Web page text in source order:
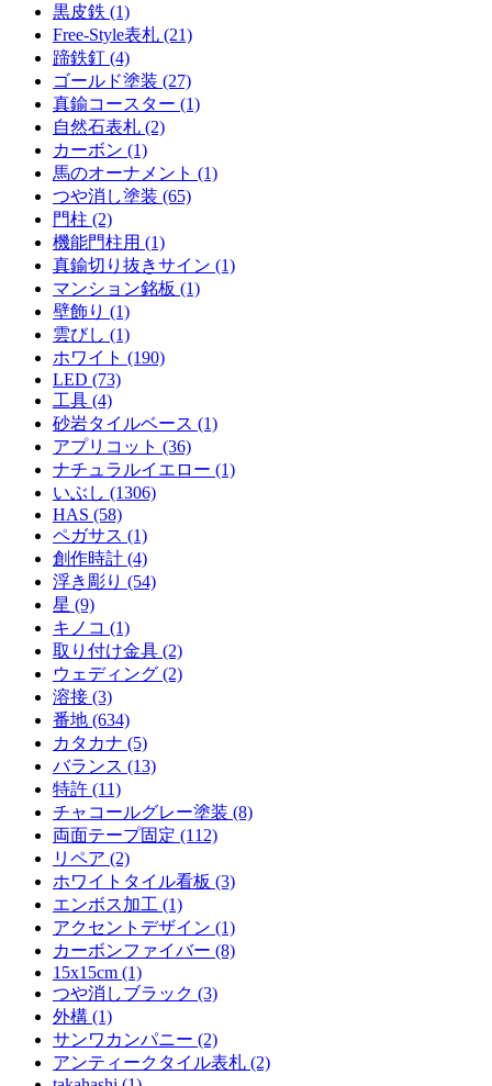
黒皮鉄 (1)
Free-Style表札 (21)
蹄鉄釘 (4)
ゴールド塗装 (27)
真鍮コースター (1)
自然石表札 (2)
カーボン (1)
馬のオーナメント (1)
つや消し塗装 (65)
門柱 (2)
機能門柱用 (1)
真鍮切り抜きサイン (1)
マンション銘板 (1)
壁飾り (1)
雲びし (1)
ホワイト (190)
LED (73)
工具 (4)
砂岩タイルベース (1)
アプリコット (36)
ナチュラルイエロー (1)
いぶし (1306)
HAS (58)
ペガサス (1)
創作時計 (4)
浮き彫り (54)
星 (9)
キノコ (1)
取り付け金具 (2)
ウェディング (2)
溶接 (3)
番地 (634)
カタカナ (5)
バランス (13)
特許 (11)
チャコールグレー塗装 (8)
両面テープ固定 (112)
リペア (2)
ホワイトタイル看板 (3)
エンボス加工 (1)
アクセントデザイン (1)
カーボンファイバー (8)
15x15cm (1)
つや消しブラック (3)
外構 (1)
サンワカンパニー (2)
アンティークタイル表札 (2)